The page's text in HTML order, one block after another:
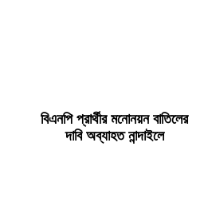
বিএনপি প্রার্থীর মনোনয়ন বাতিলের
দাবি অব্যাহত নান্দাইলে